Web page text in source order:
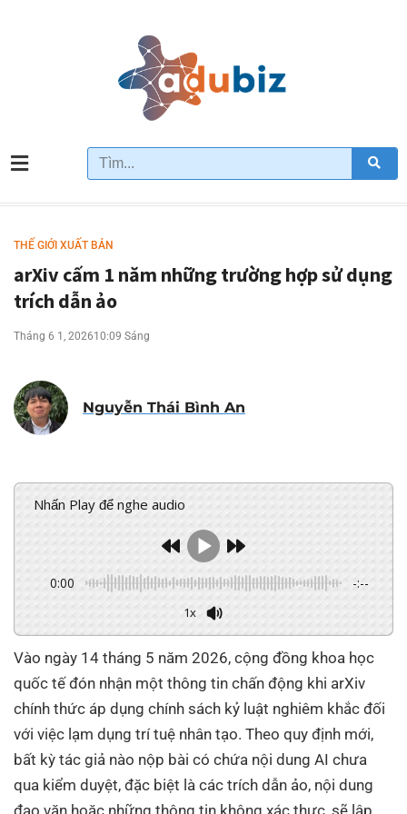
THẾ GIỚI XUẤT BẢN
arXiv cấm 1 năm những trường hợp sử dụng
trích dẫn ảo
Tháng 6 1, 202610:09 Sáng
Nguyễn Thái Bình An
Nhấn Play để nghe audio
0:00 -:--
1x
Vào ngày 14 tháng 5 năm 2026, cộng đồng khoa học
quốc tế đón nhận một thông tin chấn động khi arXiv
chính thức áp dụng chính sách kỷ luật nghiêm khắc đối
với việc lạm dụng trí tuệ nhân tạo. Theo quy định mới,
bất kỳ tác giả nào nộp bài có chứa nội dung AI chưa
qua kiểm duyệt, đặc biệt là các trích dẫn ảo, nội dung
đạo văn hoặc những thông tin không xác thực, sẽ lập